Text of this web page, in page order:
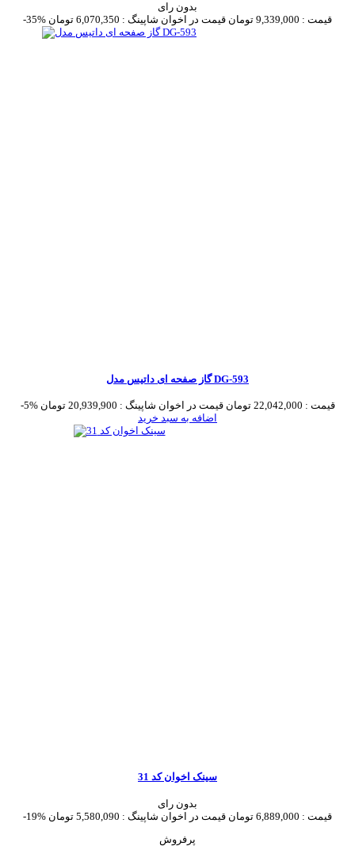
بدون رای
-35%
قیمت : 9,339,000 تومان قیمت در اخوان شاپینگ : 6,070,350 تومان
گاز صفحه ای داتیس مدل DG-593
-5% قیمت : 22,042,000 تومان قیمت در اخوان شاپینگ : 20,939,900 تومان
اضافه به سبد خرید
سینک اخوان کد 31
بدون رای
-19%
قیمت : 6,889,000 تومان قیمت در اخوان شاپینگ : 5,580,090 تومان
پرفروش